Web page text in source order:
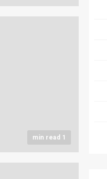
1 min read